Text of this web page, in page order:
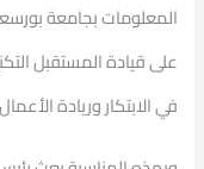
المعلومات بجامعة
على قيادة المستقبل
في الابتكار وريادة